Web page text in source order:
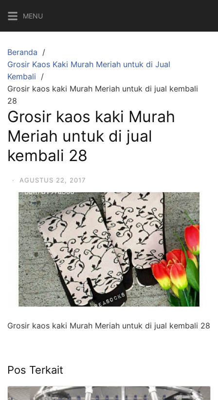
ke
konten
MENU
Beranda
Grosir Kaos Kaki Murah Meriah untuk di Jual
Kembali
Grosir kaos kaki Murah Meriah untuk di jual kembali
28
Grosir kaos kaki Murah
Meriah untuk di jual
kembali 28
· AGUSTUS 22, 2017
Grosir kaos kaki Murah Meriah untuk di jual kembali 28
Pos Terkait